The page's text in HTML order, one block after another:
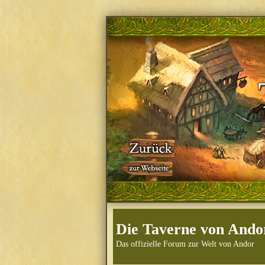
Die Taverne von
Das offizielle Forum zur Welt von Andor